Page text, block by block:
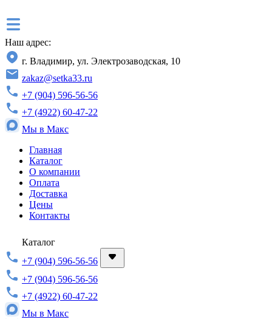
Наш адрес:
г. Владимир, ул. Электрозаводская, 10
zakaz@setka33.ru
+7 (904) 596-56-56
+7 (4922) 60-47-22
Мы в Макс
Главная
Каталог
О компании
Оплата
Доставка
Цены
Контакты
Каталог
+7 (904) 596-56-56
+7 (904) 596-56-56
+7 (4922) 60-47-22
Мы в Макс